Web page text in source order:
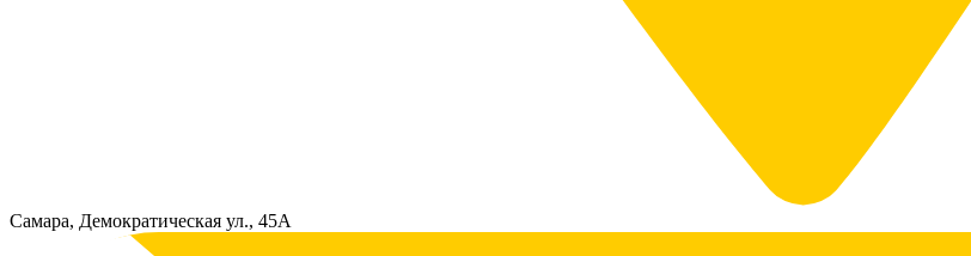
Самара, Демократическая ул., 45А